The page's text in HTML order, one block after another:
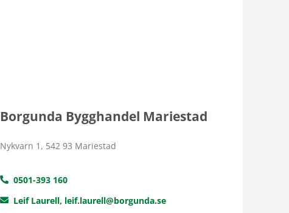
Borgunda Bygghandel Mariestad
Nykvarn 1, 542 93 Mariestad
0501-393 160
Leif Laurell, leif.laurell@borgunda.se